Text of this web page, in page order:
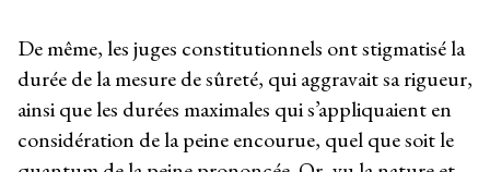
De même, les juges constitutionnels ont stigmatisé la
durée de la mesure de sûreté, qui aggravait sa rigueur,
ainsi que les durées maximales qui s’appliquaient en
considération de la peine encourue, quel que soit le